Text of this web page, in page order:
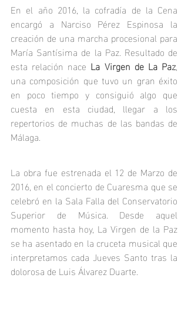
En el año 2016, la cofradía de la Cena
encargó a Narciso Pérez Espinosa la
creación de una marcha procesional para
María Santísima de la Paz. Resultado de
esta relación nace La Virgen de La Paz,
una composición que tuvo un gran éxito
en poco tiempo y consiguió algo que
cuesta en esta ciudad, llegar a los
repertorios de muchas de las bandas de
Málaga.
La obra fue estrenada el 12 de Marzo de
2016, en el concierto de Cuaresma que se
celebró en la Sala Falla del Conservatorio
Superior de Música. Desde aquel
momento hasta hoy, La Virgen de la Paz
se ha asentado en la cruceta musical que
interpretamos cada Jueves Santo tras la
dolorosa de Luis Álvarez Duarte.